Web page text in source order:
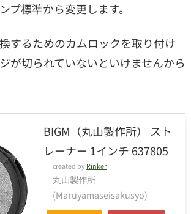
プ標準から変更します。
するためのカムロックを取り付け
が切られていないといけませんから
BIGM（丸山製作所） スト
レーナー 1インチ 637805
created by Rinker
丸山製作所
(Maruyamaseisakusyo)